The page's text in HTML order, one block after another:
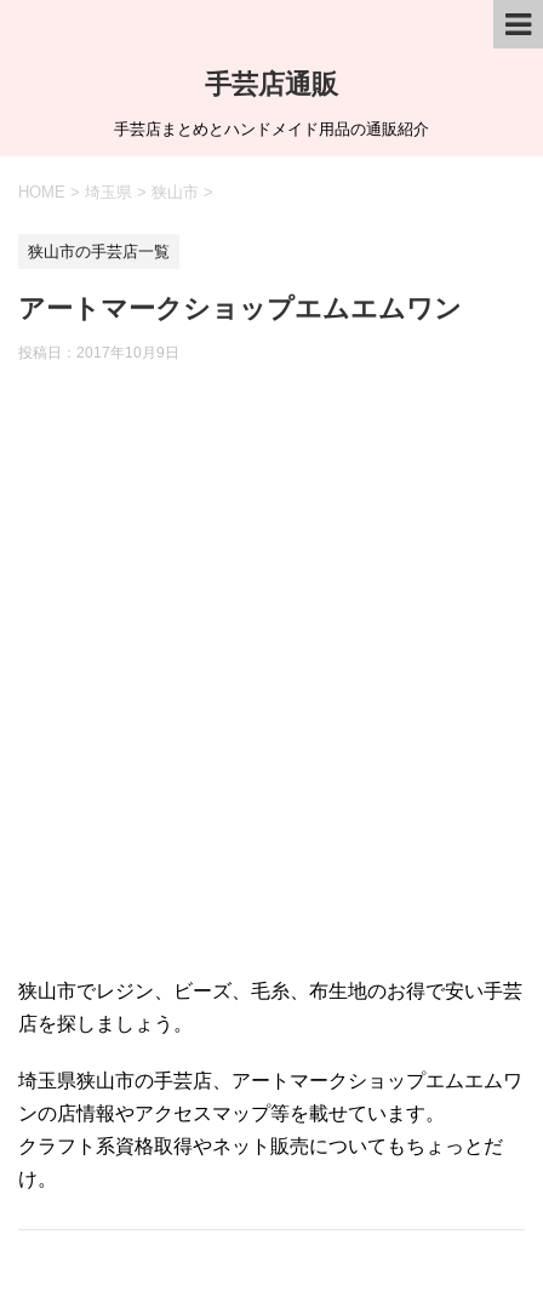
手芸店通販
手芸店まとめとハンドメイド用品の通販紹介
HOME > 埼玉県 > 狭山市 >
狭山市の手芸店一覧
アートマークショップエムエムワン
投稿日： 2017年10月9日
狭山市でレジン、ビーズ、毛糸、布生地のお得で安い手芸
店を探しましょう。
埼玉県狭山市の手芸店、アートマークショップエムエムワ
ンの店情報やアクセスマップ等を載せています。
クラフト系資格取得やネット販売についてもちょっとだ
け。